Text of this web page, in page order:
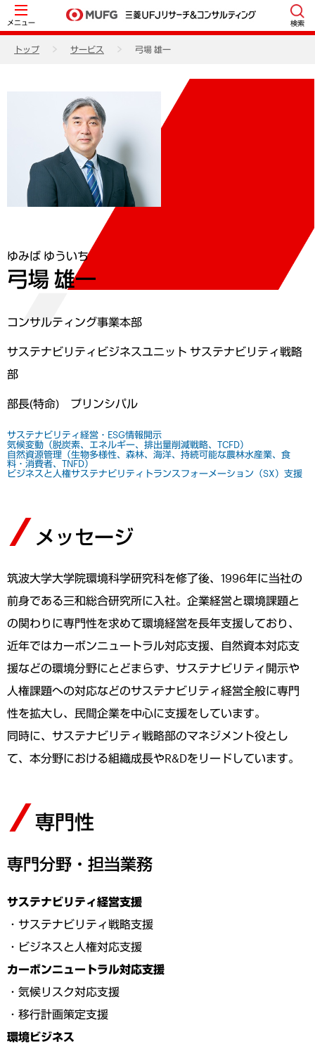
メニュー 検索
トップ サービス 弓場 雄一
ゆみば ゆういち
弓場 雄一
コンサルティング事業本部
サステナビリティビジネスユニット サステナビリティ戦略
部
部長(特命) プリンシパル
サステナビリティ経営・ESG情報開示
気候変動（脱炭素、エネルギー、排出量削減戦略、TCFD）
自然資源管理（生物多様性、森林、海洋、持続可能な農林水産業、食
料・消費者、TNFD）
ビジネスと人権サステナビリティトランスフォーメーション（SX）支援
メッセージ
筑波大学大学院環境科学研究科を修了後、1996年に当社の
前身である三和総合研究所に入社。企業経営と環境課題と
の関わりに専門性を求めて環境経営を長年支援しており、
近年ではカーボンニュートラル対応支援、自然資本対応支
援などの環境分野にとどまらず、サステナビリティ開示や
人権課題への対応などのサステナビリティ経営全般に専門
性を拡大し、民間企業を中心に支援をしています。
同時に、サステナビリティ戦略部のマネジメント役とし
て、本分野における組織成長やR&Dをリードしています。
専門性
専門分野・担当業務
サステナビリティ経営支援
・サステナビリティ戦略支援
・ビジネスと人権対応支援
カーボンニュートラル対応支援
・気候リスク対応支援
・移行計画策定支援
環境ビジネス